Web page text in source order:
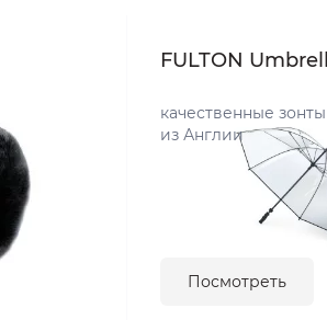
FULTON
качественные зонты
из Англии
Посмотреть